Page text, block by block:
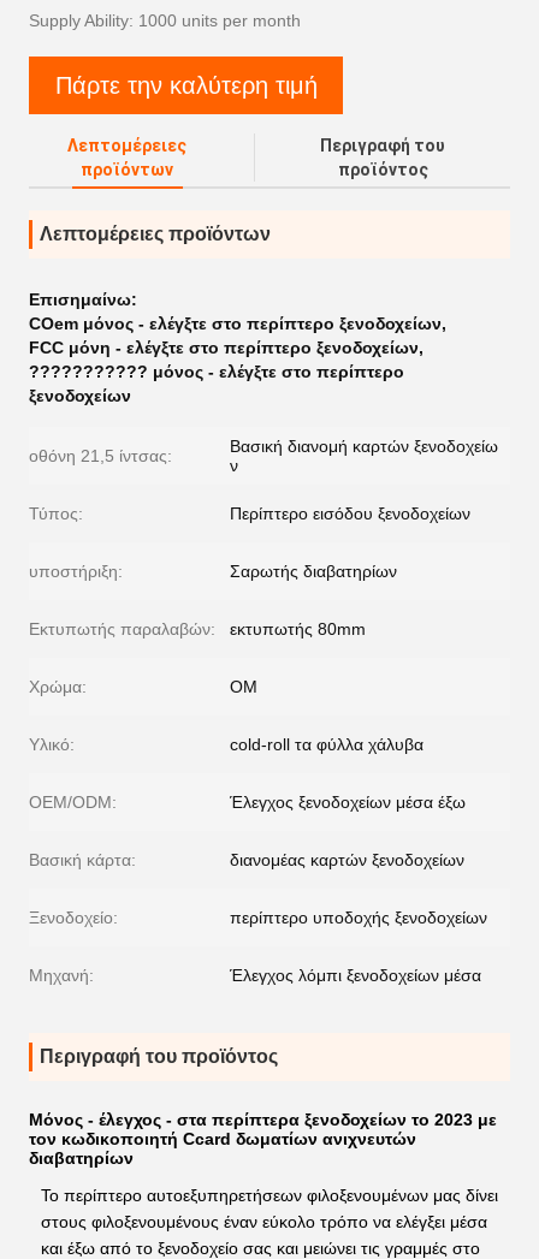
Supply Ability: 1000 units per month
Πάρτε την καλύτερη τιμή
Λεπτομέρειες
προϊόντων
Περιγραφή του
προϊόντος
Λεπτομέρειες προϊόντων
Επισημαίνω:
COem μόνος - ελέγξτε στο περίπτερο ξενοδοχείων,
FCC μόνη - ελέγξτε στο περίπτερο ξενοδοχείων,
??????????? μόνος - ελέγξτε στο περίπτερο
ξενοδοχείων
οθόνη 21,5 ίντσας:
Βασική διανομή καρτών ξενοδοχείω
ν
Τύπος: Περίπτερο εισόδου ξενοδοχείων
υποστήριξη: Σαρωτής διαβατηρίων
Εκτυπωτής παραλαβών: εκτυπωτής 80mm
Χρώμα: ΟΜ
Υλικό: cold-roll τα φύλλα χάλυβα
OEM/ODM: Έλεγχος ξενοδοχείων μέσα έξω
Βασική κάρτα: διανομέας καρτών ξενοδοχείων
Ξενοδοχείο: περίπτερο υποδοχής ξενοδοχείων
Μηχανή: Έλεγχος λόμπι ξενοδοχείων μέσα
Περιγραφή του προϊόντος
Μόνος - έλεγχος - στα περίπτερα ξενοδοχείων το 2023 με
τον κωδικοποιητή Ccard δωματίων ανιχνευτών
διαβατηρίων
Το περίπτερο αυτοεξυπηρετήσεων φιλοξενουμένων μας δίνει
στους φιλοξενουμένους έναν εύκολο τρόπο να ελέγξει μέσα
και έξω από το ξενοδοχείο σας και μειώνει τις γραμμές στο